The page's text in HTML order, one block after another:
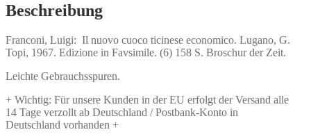
economico.
Menge
Beschreibung
Franconi, Luigi: Il nuovo cuoco ticinese economico. Lugano, G.
Topi, 1967. Edizione in Favsimile. (6) 158 S. Broschur der Zeit.
Leichte Gebrauchsspuren.
+ Wichtig: Für unsere Kunden in der EU erfolgt der Versand alle
14 Tage verzollt ab Deutschland / Postbank-Konto in
Deutschland vorhanden +